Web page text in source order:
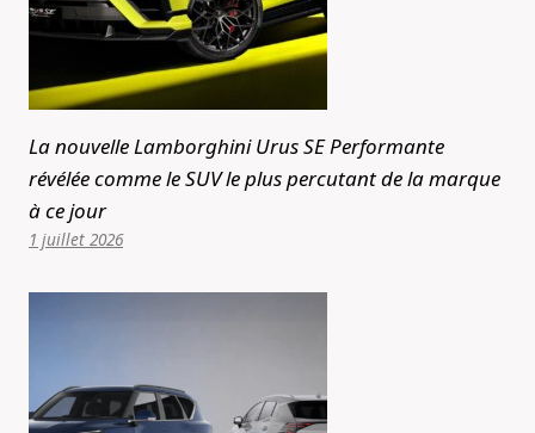
La nouvelle Lamborghini Urus SE Performante
révélée comme le SUV le plus percutant de la marque
à ce jour
1 juillet 2026